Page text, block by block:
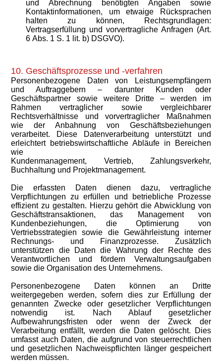
und Abrechnung benötigten Angaben sowie
Kontaktinformationen, um etwaige Rücksprachen
halten zu können,
Rechtsgrundlagen:
Vertragserfüllung und vorvertragliche Anfragen (Art.
6 Abs. 1 S. 1 lit. b) DSGVO).
10. Geschäftsprozesse und -verfahren
Personenbezogene Daten von Leistungsempfängern
und Auftraggebern – darunter Kunden oder
Geschäftspartner sowie weitere Dritte – werden im
Rahmen vertraglicher sowie vergleichbarer
Rechtsverhältnisse und vorvertraglicher Maßnahmen
wie der Anbahnung von Geschäftsbeziehungen
verarbeitet. Diese Datenverarbeitung unterstützt und
erleichtert betriebswirtschaftliche Abläufe in Bereichen
wie
Kundenmanagement, Vertrieb, Zahlungsverkehr,
Buchhaltung und Projektmanagement.
Die erfassten Daten dienen dazu, vertragliche
Verpflichtungen zu erfüllen und betriebliche Prozesse
effizient zu gestalten. Hierzu gehört die Abwicklung von
Geschäftstransaktionen, das Management von
Kundenbeziehungen, die Optimierung von
Vertriebsstrategien sowie die Gewährleistung interner
Rechnungs- und Finanzprozesse. Zusätzlich
unterstützen die Daten die Wahrung der Rechte des
Verantwortlichen und fördern Verwaltungsaufgaben
sowie die Organisation des Unternehmens.
Personenbezogene Daten können an Dritte
weitergegeben werden, sofern dies zur Erfüllung der
genannten Zwecke oder gesetzlicher Verpflichtungen
notwendig ist. Nach Ablauf gesetzlicher
Aufbewahrungsfristen oder wenn der Zweck der
Verarbeitung entfällt, werden die Daten gelöscht. Dies
umfasst auch Daten, die aufgrund von steuerrechtlichen
und gesetzlichen Nachweispflichten länger gespeichert
werden müssen.